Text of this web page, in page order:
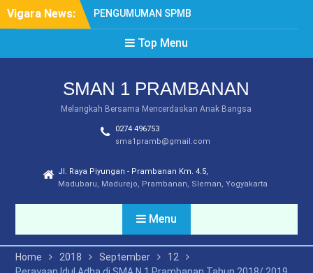
Vigara News:
PENGUMUMAN SPMB
TAHUN 2026
SYARAT DAN MEKANISME
LEGALISIR
TAHUN 2025
PEMBATASAN
PENGGUNAAN GAWAI
Top Menu
SMAN 1 PRAMBANAN
Melangkah Bersama Mencerdaskan Anak Bangsa
0274 496753
sma1pramb@gmail.com
Jl. Raya Piyungan - Prambanan Km. 4.5,
Madubaru, Madurejo, Prambanan, Sleman, Yogyakarta
Menu
Home 2018 September
12